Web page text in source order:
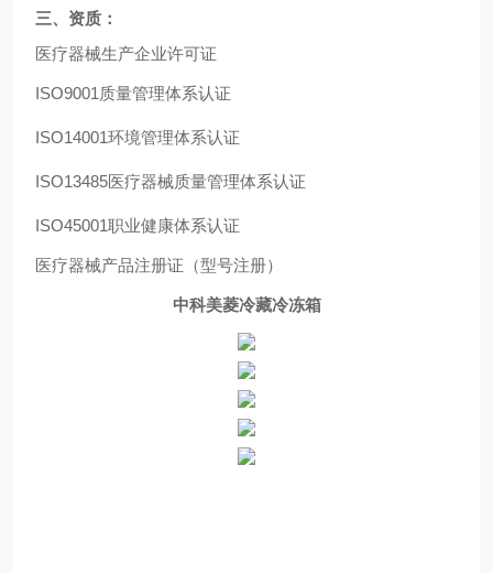
三、资质：
医疗器械生产企业许可证
ISO9001 质量管理体系认证
ISO14001环境管理体系认证
ISO13485医疗器械质量管理体系认证
ISO45001职业健康体系认证
医疗器械产品注册证（型号注册）
中科美菱冷藏冷冻箱